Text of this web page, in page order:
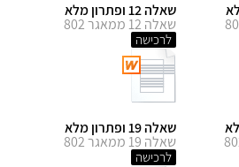
שאלה 12 ופתרון מלא
שאלה 12 ממאגר 802
לרכישה
שאלה 19 ופתרון מלא
שאלה 19 ממאגר 802
לרכישה